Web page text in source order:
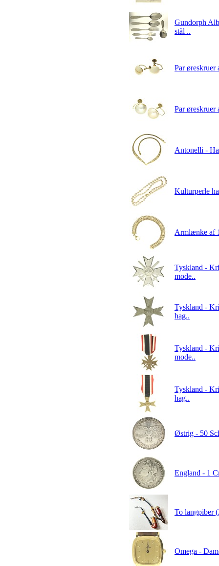
Gundorph
stål ..
Par øreskruer
Par øreskruer
Antonelli -
Kulturperle
Armlænke af
Tyskland -
mode..
Tyskland -
hag..
Tyskland -
mode..
Tyskland -
hag..
Østrig - 50
England - 1
To langpiber
Omega -